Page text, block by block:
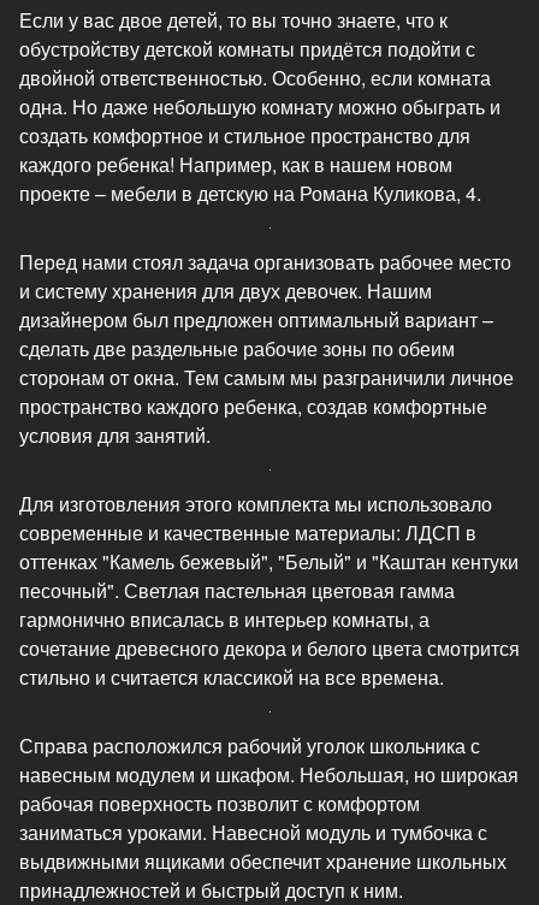
Если у вас двое детей, то вы точно знаете, что к
обустройству детской комнаты придётся подойти с
двойной ответственностью. Особенно, если комната
одна. Но даже небольшую комнату можно обыграть и
создать комфортное и стильное пространство для
каждого ребенка! Например, как в нашем новом
проекте – мебели в детскую на Романа Куликова, 4.
Перед нами стоял задача организовать рабочее место
и систему хранения для двух девочек. Нашим
дизайнером был предложен оптимальный вариант –
сделать две раздельные рабочие зоны по обеим
сторонам от окна. Тем самым мы разграничили личное
пространство каждого ребенка, создав комфортные
условия для занятий.
Для изготовления этого комплекта мы использовало
современные и качественные материалы: ЛДСП в
оттенках "Камель бежевый", "Белый" и "Каштан кентуки
песочный". Светлая пастельная цветовая гамма
гармонично вписалась в интерьер комнаты, а
сочетание древесного декора и белого цвета смотрится
стильно и считается классикой на все времена.
Справа расположился рабочий уголок школьника с
навесным модулем и шкафом. Небольшая, но широкая
рабочая поверхность позволит с комфортом
заниматься уроками. Навесной модуль и тумбочка с
выдвижными ящиками обеспечит хранение школьных
принадлежностей и быстрый доступ к ним.